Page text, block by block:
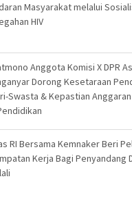
Masyarakat melalui
HIV
Anggota Komisi X DPR
Dorong Kesetaraan
Swasta & Kepastian
RI Bersama Kemnaker Beri
Kerja Bagi Penyandang